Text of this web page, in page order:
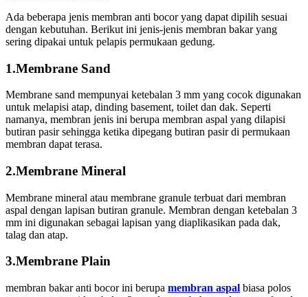
Ada beberapa jenis membran anti bocor yang dapat dipilih sesuai
dengan kebutuhan. Berikut ini jenis-jenis membran bakar yang
sering dipakai untuk pelapis permukaan gedung.
1.Membrane Sand
Membrane sand mempunyai ketebalan 3 mm yang cocok digunakan
untuk melapisi atap, dinding basement, toilet dan dak. Seperti
namanya, membran jenis ini berupa membran aspal yang dilapisi
butiran pasir sehingga ketika dipegang butiran pasir di permukaan
membran dapat terasa.
2.Membrane Mineral
Membrane mineral atau membrane granule terbuat dari membran
aspal dengan lapisan butiran granule. Membran dengan ketebalan 3
mm ini digunakan sebagai lapisan yang diaplikasikan pada dak,
talag dan atap.
3.Membrane Plain
membran bakar anti bocor ini berupa membran aspal biasa polos